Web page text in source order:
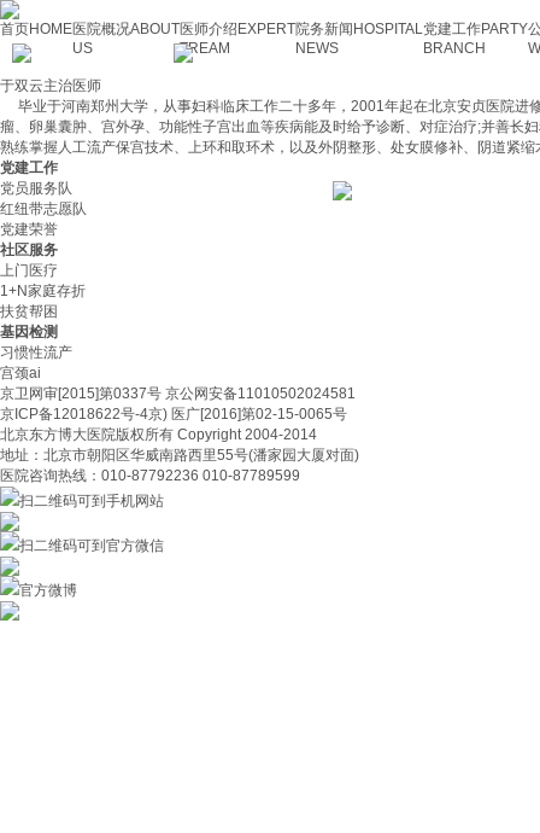
首页HOME医院概况ABOUT
US
医师介绍 EXPERT
TREAM
院务新闻 HOSPITAL
NEWS
党建工作PARTY
BRANCH
于双云主治医师
毕业于河南郑州大学，从事妇科临床工作二十多年，2001年起在北京安贞医院进
瘤、卵巢囊肿、宫外孕、功能性子宫出血等疾病能及时给予诊断、对症治疗;并善长
熟练掌握人工流产保宫技术、上环和取环术，以及外阴整形、处女膜修补、阴道紧
党建工作
党员服务队
红纽带志愿队
党建荣誉
社区服务
上门医疗
1+N家庭存折
扶贫帮困
基因检测
习惯性流产
宫颈ai
京卫网审[2015]第0337号 京公网安备11010502024581
京ICP备12018622号-4京) 医广[2016]第02-15-0065号
北京东方博大医院版权所有 Copyright 2004-2014
地址：北京市朝阳区华威南路西里55号(潘家园大厦对面)
医院咨询热线：010-87792236 010-87789599
扫二维码可到手机网站
扫二维码可到官方微信
官方微博